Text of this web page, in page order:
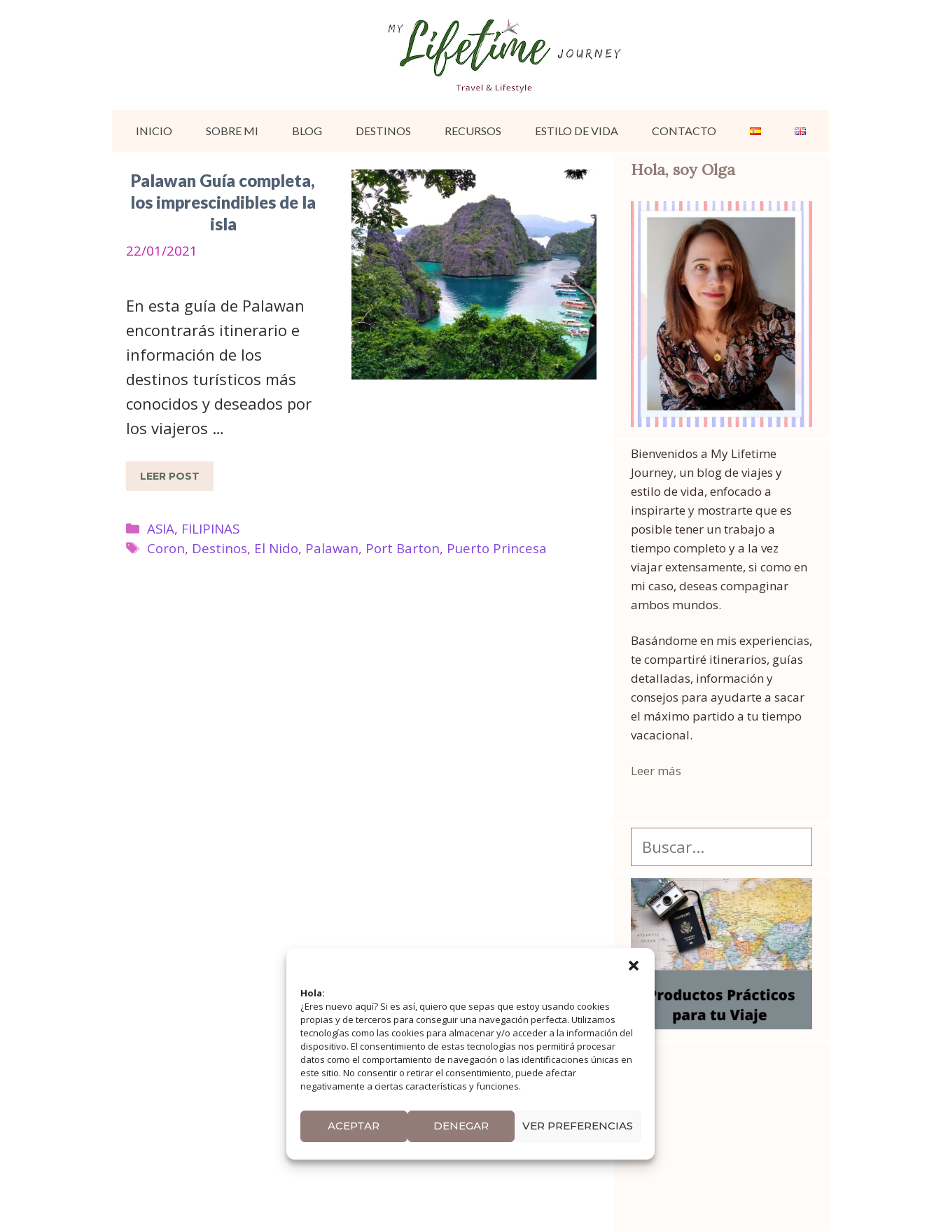
Hola:
¿Eres nuevo aquí? Si es así, quiero que sepas que estoy usando cookies
propias y de terceros para conseguir una navegación perfecta. Utilizamos
tecnologías como las cookies para almacenar y/o acceder a la información del
dispositivo. El consentimiento de estas tecnologías nos permitirá procesar
datos como el comportamiento de navegación o las identificaciones únicas en
este sitio. No consentir o retirar el consentimiento, puede afectar
negativamente a ciertas características y funciones.
ACEPTAR DENEGAR VER PREFERENCIAS
INICIO SOBRE MI BLOG DESTINOS RECURSOS ESTILO DE VIDA CONTACTO
Palawan Guía completa,
los imprescindibles de la
isla
22/01/2021
En esta guía de Palawan
encontrarás itinerario e
información de los
destinos turísticos más
conocidos y deseados por
los viajeros …
LEER POST
Categorías
ASIA, FILIPINAS
Etiquetas
Coron, Destinos, El Nido, Palawan, Port Barton, Puerto Princesa
Hola, soy Olga
Bienvenidos a My Lifetime
Journey, un blog de viajes y
estilo de vida, enfocado a
inspirarte y mostrarte que es
posible tener un trabajo a
tiempo completo y a la vez
viajar extensamente, si como en
mi caso, deseas compaginar
ambos mundos.
Basándome en mis experiencias,
te compartiré itinerarios, guías
detalladas, información y
consejos para ayudarte a sacar
el máximo partido a tu tiempo
vacacional.
Leer más